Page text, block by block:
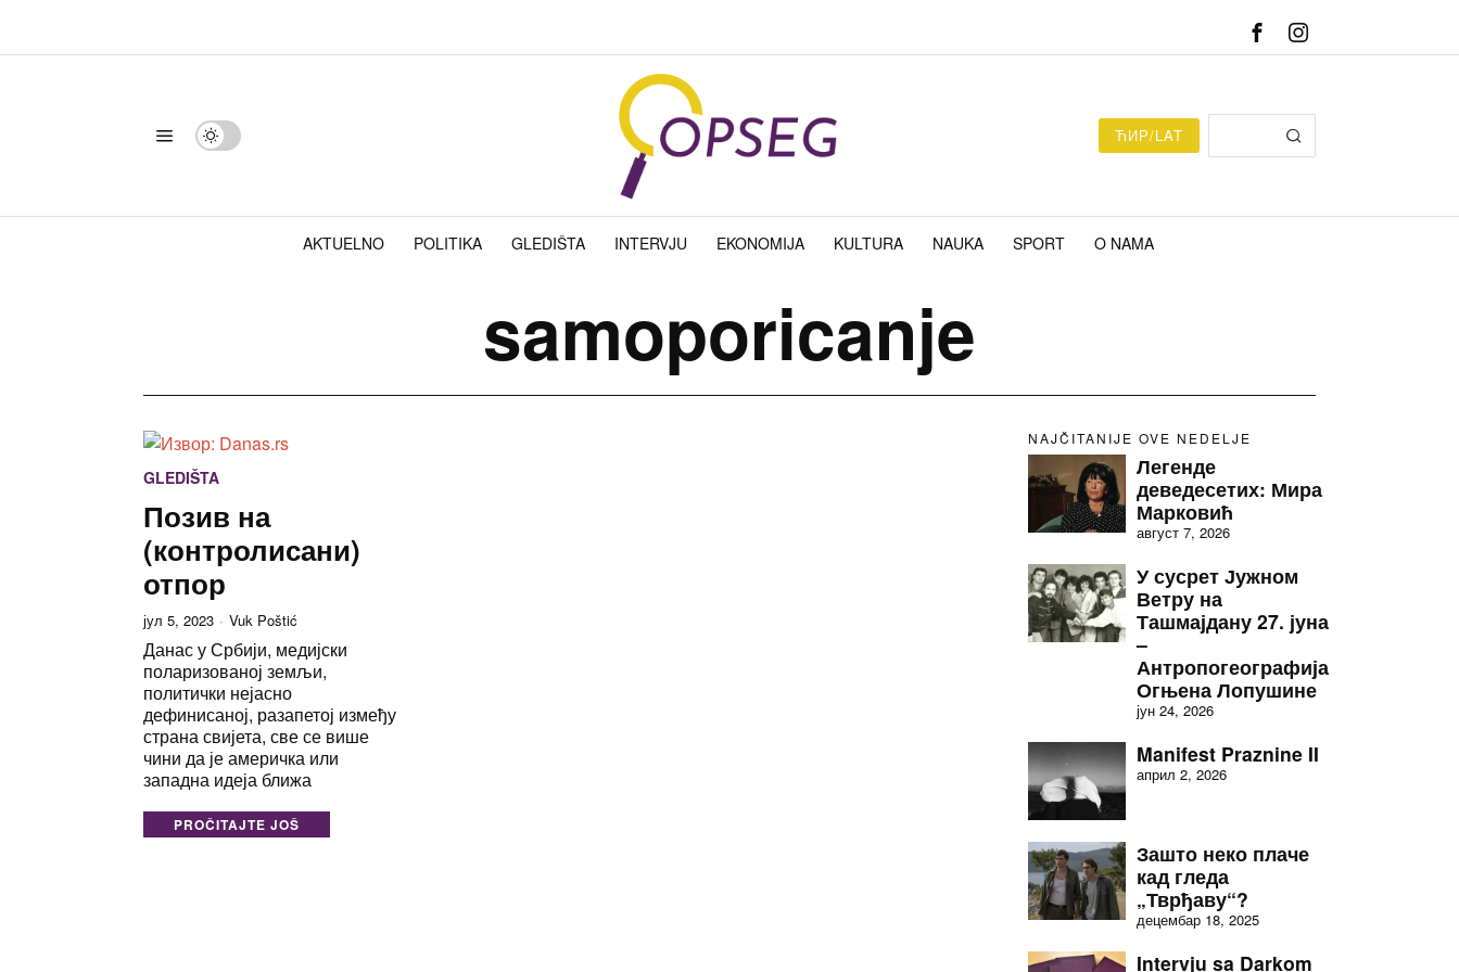
ЋИР/LAT
AKTUELNO POLITIKA GLEDIŠTA INTERVJU EKONOMIJA KULTURA NAUKA SPORT O NAMA
samoporicanje
GLEDIŠTA
Позив на
(контролисани)
отпор
јул 5, 2023 Vuk Poštić
Данас у Србији, медијски
поларизованој земљи,
политички нејасно
дефинисаној, разапетој између
страна свијета, све се више
чини да је америчка или
западна идеја ближа
PROČITAJTE JOŠ
NAJČITANIJE OVE NEDELJE
Легенде
деведесетих: Мира
Марковић
август 7, 2026
У сусрет Јужном
Ветру на
Ташмајдану 27. јуна
–
Антропогеографија
Огњена Лопушине
јун 24, 2026
Manifest Praznine II
април 2, 2026
Зашто неко плаче
кад гледа
„Тврђаву“?
децембар 18, 2025
Intervju sa Darkom